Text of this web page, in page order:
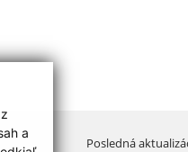
a
Posledná